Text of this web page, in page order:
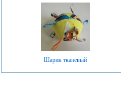
Шарик тканевый